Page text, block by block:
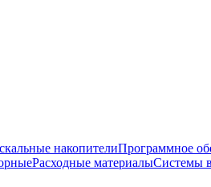
накопителиПрограммное
Расходные материалыСистемы